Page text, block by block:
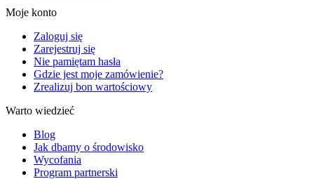
Moje konto
Zaloguj się
Zarejestruj się
Nie pamiętam hasła
Gdzie jest moje zamówienie?
Zrealizuj bon wartościowy
Warto wiedzieć
Blog
Jak dbamy o środowisko
Wycofania
Program partnerski